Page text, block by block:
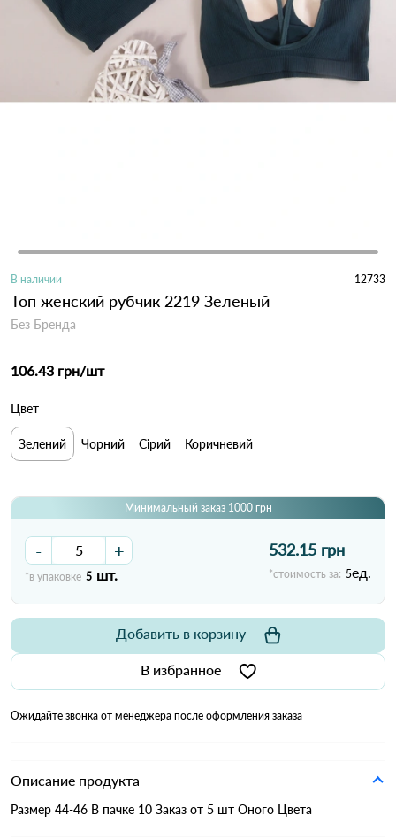
В наличии 12733
Топ женский рубчик 2219 Зеленый
Без Бренда
106.43 грн/шт
Цвет
Зелений Чорний Сірий Коричневий
Минимальный заказ 1000 грн
- +
*в упаковке 5 шт.
532.15 грн
*стоимость за: 5ед.
В избранное
Добавить в корзину
Ожидайте звонка от менеджера после оформления заказа
Описание продукта
Размер 44-46 В пачке 10 Заказ от 5 шт Оного Цвета